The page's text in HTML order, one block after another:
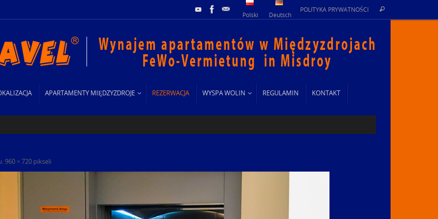
Polski Deutsch
POLITYKA PRYWATNOŚCI Szukaj
APARTAMENTY MIĘDZYZDROJE REZERWACJA WYSPA WOLIN REGULAMIN KONTAKT
960 × 720 pikseli